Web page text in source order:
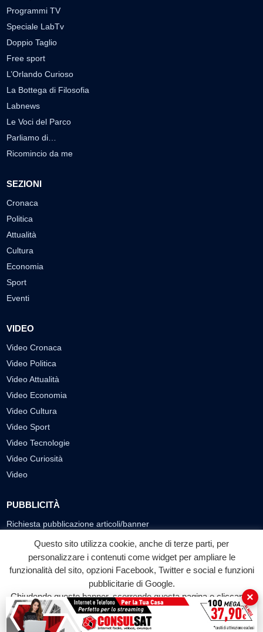
Programmi TV
Speciale LabTv
Doppio Taglio
Free sport
L’Orlando Curioso
La Bottega di Filosofia
Labnews
Le Voci del Parco
Parliamo di…
Ricomincio da me
SEZIONI
Cronaca
Politica
Attualità
Cultura
Economia
Sport
Eventi
VIDEO
Video Cronaca
Video Politica
Video Attualità
Video Economia
Video Cultura
Video Sport
Video Tecnologie
Video Curiosità
Video
PUBBLICITÀ
Richiesta pubblicazione articoli/banner
SEGUICI SUI SOCIAL
f
Facebook
◎ ▶
YouTube
© 2026 LABTV - Tutti i diritti riservati
Questo sito utilizza cookie, anche di terze parti, per
personalizzare i contenuti come widget per ampliare le
funzionalità del sito, opzioni Facebook, Twitter e social e funzioni
pubblicitarie di Google.
Chiudendo questo banner, scorrendo questa pagina o cliccando
su qualunque suo elemento acconsenti all'uso dei cookie.
Accetta
×